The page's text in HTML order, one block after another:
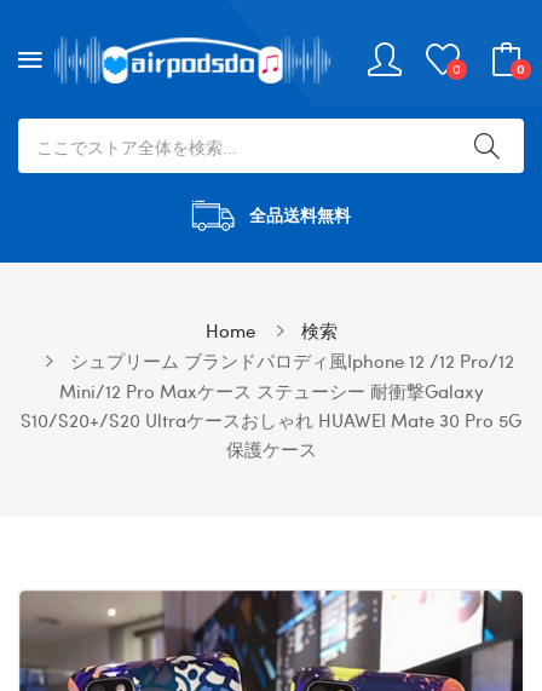
0 0
全品送料無料
Home
検索
シュプリーム ブランドパロディ風iphone 12 /12 Pro/12
Mini/12 Pro Maxケース ステューシー 耐衝撃Galaxy
S10/s20+/s20 Ultraケースおしゃれ HUAWEI Mate 30 Pro 5G
保護ケース